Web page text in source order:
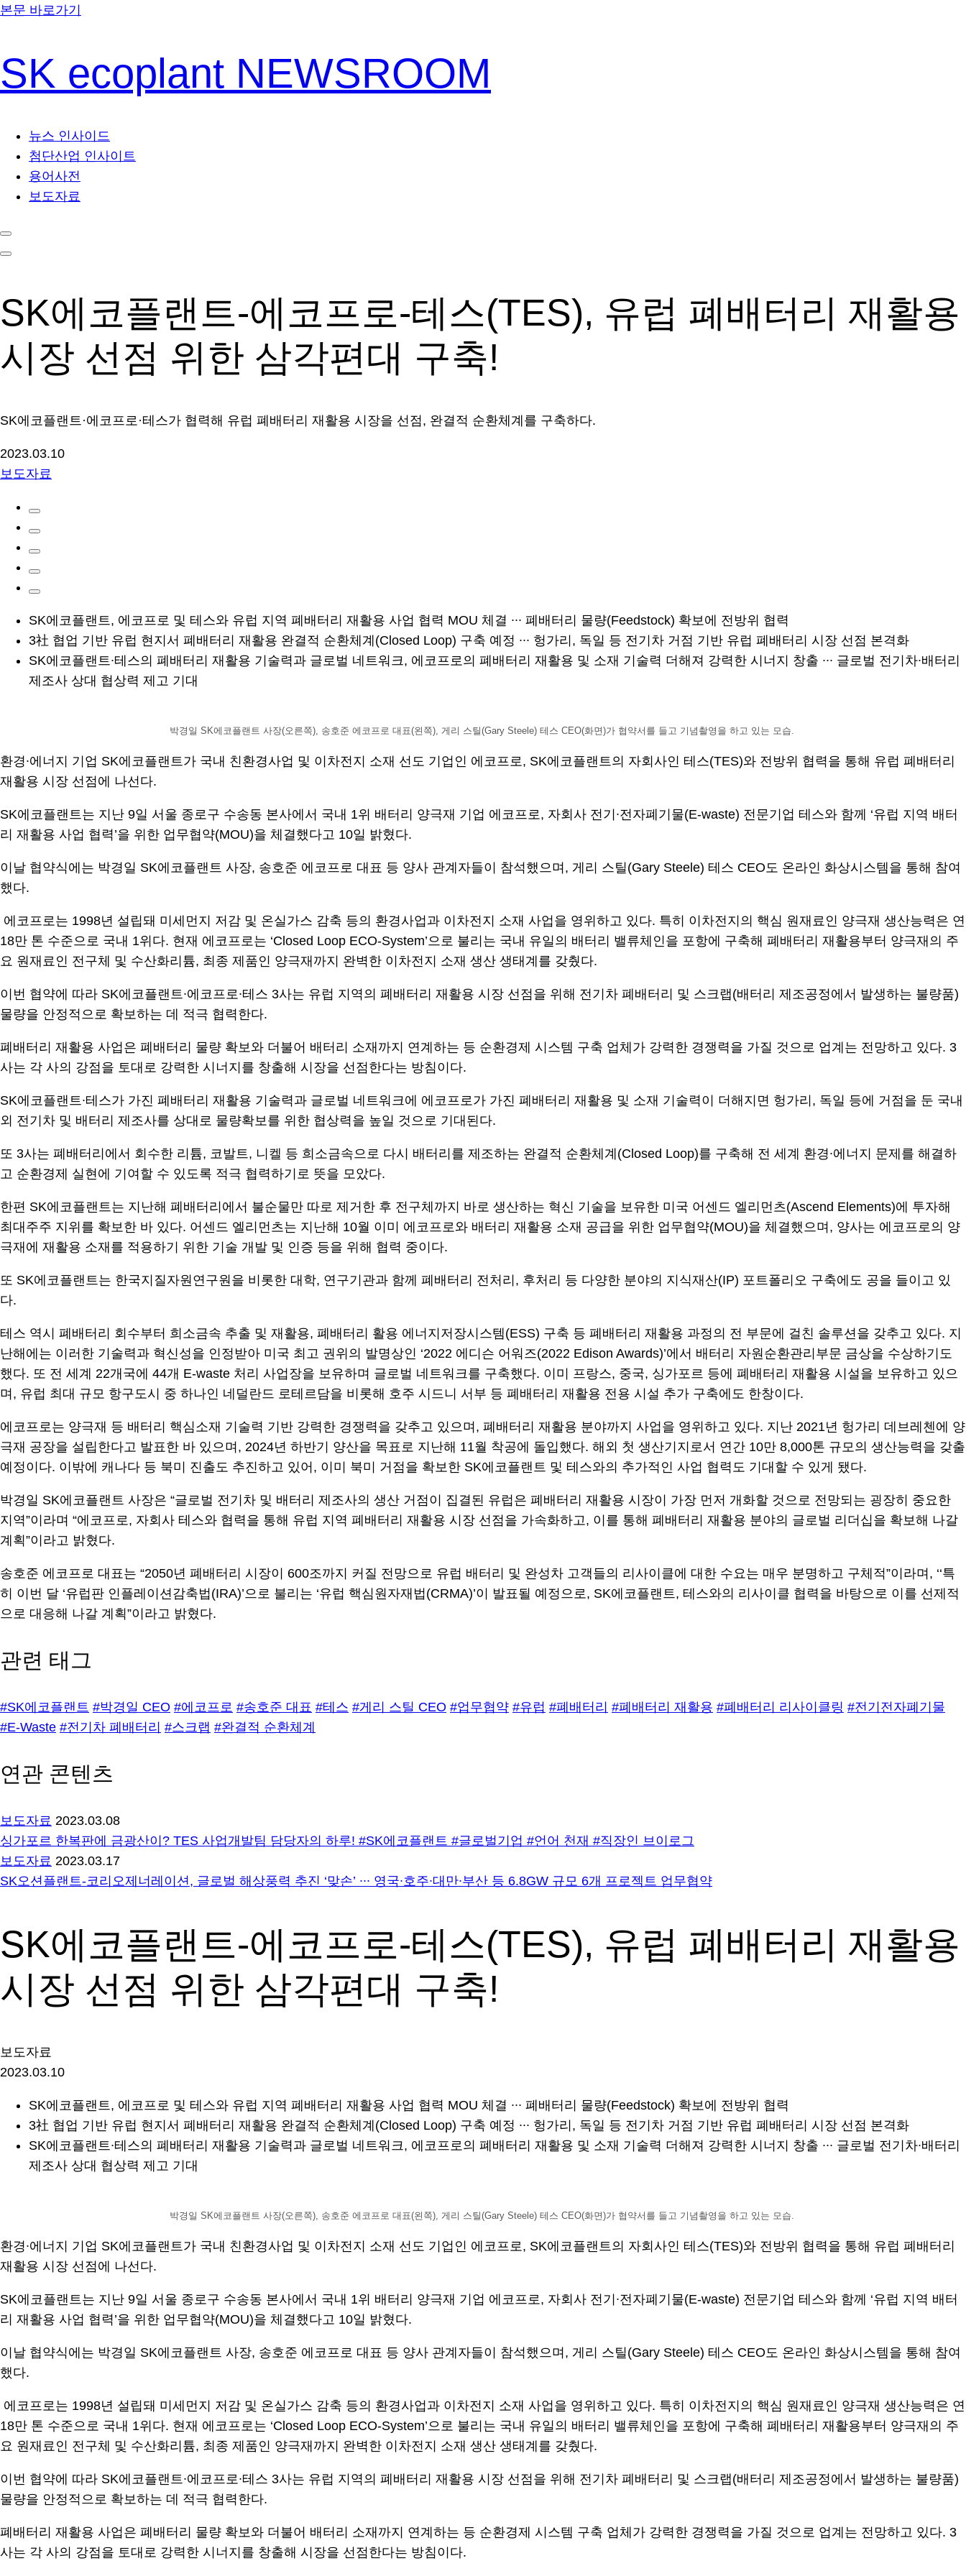
본문 바로가기
SK ecoplant NEWSROOM
뉴스 인사이드
첨단산업 인사이트
용어사전
보도자료
SK에코플랜트-에코프로-테스(TES), 유럽 폐배터리 재활용
시장 선점 위한 삼각편대 구축!
SK에코플랜트·에코프로·테스가 협력해 유럽 폐배터리 재활용 시장을 선점, 완결적 순환체계를 구축하다.
2023.03.10
보도자료
SK에코플랜트, 에코프로 및 테스와 유럽 지역 폐배터리 재활용 사업 협력 MOU 체결 ∙∙∙ 폐배터리 물량(Feedstock) 확보에 전방위 협력
3社 협업 기반 유럽 현지서 폐배터리 재활용 완결적 순환체계(Closed Loop) 구축 예정 ∙∙∙ 헝가리, 독일 등 전기차 거점 기반 유럽 폐배터리 시장 선점 본격화
SK에코플랜트∙테스의 폐배터리 재활용 기술력과 글로벌 네트워크, 에코프로의 폐배터리 재활용 및 소재 기술력 더해져 강력한 시너지 창출 ∙∙∙ 글로벌 전기차∙배터리
제조사 상대 협상력 제고 기대
박경일 SK에코플랜트 사장(오른쪽), 송호준 에코프로 대표(왼쪽), 게리 스틸(Gary Steele) 테스 CEO(화면)가 협약서를 들고 기념촬영을 하고 있는 모습.
환경∙에너지 기업 SK에코플랜트가 국내 친환경사업 및 이차전지 소재 선도 기업인 에코프로, SK에코플랜트의 자회사인 테스(TES)와 전방위 협력을 통해 유럽 폐배터리
재활용 시장 선점에 나선다.
SK에코플랜트는 지난 9일 서울 종로구 수송동 본사에서 국내 1위 배터리 양극재 기업 에코프로, 자회사 전기∙전자폐기물(E-waste) 전문기업 테스와 함께 ‘유럽 지역 배터
리 재활용 사업 협력’을 위한 업무협약(MOU)을 체결했다고 10일 밝혔다.
이날 협약식에는 박경일 SK에코플랜트 사장, 송호준 에코프로 대표 등 양사 관계자들이 참석했으며, 게리 스틸(Gary Steele) 테스 CEO도 온라인 화상시스템을 통해 참여
했다.
에코프로는 1998년 설립돼 미세먼지 저감 및 온실가스 감축 등의 환경사업과 이차전지 소재 사업을 영위하고 있다. 특히 이차전지의 핵심 원재료인 양극재 생산능력은 연
18만 톤 수준으로 국내 1위다. 현재 에코프로는 ‘Closed Loop ECO-System’으로 불리는 국내 유일의 배터리 밸류체인을 포항에 구축해 폐배터리 재활용부터 양극재의 주
요 원재료인 전구체 및 수산화리튬, 최종 제품인 양극재까지 완벽한 이차전지 소재 생산 생태계를 갖췄다.
이번 협약에 따라 SK에코플랜트∙에코프로∙테스 3사는 유럽 지역의 폐배터리 재활용 시장 선점을 위해 전기차 폐배터리 및 스크랩(배터리 제조공정에서 발생하는 불량품)
물량을 안정적으로 확보하는 데 적극 협력한다.
폐배터리 재활용 사업은 폐배터리 물량 확보와 더불어 배터리 소재까지 연계하는 등 순환경제 시스템 구축 업체가 강력한 경쟁력을 가질 것으로 업계는 전망하고 있다. 3
사는 각 사의 강점을 토대로 강력한 시너지를 창출해 시장을 선점한다는 방침이다.
SK에코플랜트∙테스가 가진 폐배터리 재활용 기술력과 글로벌 네트워크에 에코프로가 가진 폐배터리 재활용 및 소재 기술력이 더해지면 헝가리, 독일 등에 거점을 둔 국내
외 전기차 및 배터리 제조사를 상대로 물량확보를 위한 협상력을 높일 것으로 기대된다.
또 3사는 폐배터리에서 회수한 리튬, 코발트, 니켈 등 희소금속으로 다시 배터리를 제조하는 완결적 순환체계(Closed Loop)를 구축해 전 세계 환경∙에너지 문제를 해결하
고 순환경제 실현에 기여할 수 있도록 적극 협력하기로 뜻을 모았다.
한편 SK에코플랜트는 지난해 폐배터리에서 불순물만 따로 제거한 후 전구체까지 바로 생산하는 혁신 기술을 보유한 미국 어센드 엘리먼츠(Ascend Elements)에 투자해
최대주주 지위를 확보한 바 있다. 어센드 엘리먼츠는 지난해 10월 이미 에코프로와 배터리 재활용 소재 공급을 위한 업무협약(MOU)을 체결했으며, 양사는 에코프로의 양
극재에 재활용 소재를 적용하기 위한 기술 개발 및 인증 등을 위해 협력 중이다.
또 SK에코플랜트는 한국지질자원연구원을 비롯한 대학, 연구기관과 함께 폐배터리 전처리, 후처리 등 다양한 분야의 지식재산(IP) 포트폴리오 구축에도 공을 들이고 있
다.
테스 역시 폐배터리 회수부터 희소금속 추출 및 재활용, 폐배터리 활용 에너지저장시스템(ESS) 구축 등 폐배터리 재활용 과정의 전 부문에 걸친 솔루션을 갖추고 있다. 지
난해에는 이러한 기술력과 혁신성을 인정받아 미국 최고 권위의 발명상인 ‘2022 에디슨 어워즈(2022 Edison Awards)’에서 배터리 자원순환관리부문 금상을 수상하기도
했다. 또 전 세계 22개국에 44개 E-waste 처리 사업장을 보유하며 글로벌 네트워크를 구축했다. 이미 프랑스, 중국, 싱가포르 등에 폐배터리 재활용 시설을 보유하고 있으
며, 유럽 최대 규모 항구도시 중 하나인 네덜란드 로테르담을 비롯해 호주 시드니 서부 등 폐배터리 재활용 전용 시설 추가 구축에도 한창이다.
에코프로는 양극재 등 배터리 핵심소재 기술력 기반 강력한 경쟁력을 갖추고 있으며, 폐배터리 재활용 분야까지 사업을 영위하고 있다. 지난 2021년 헝가리 데브레첸에 양
극재 공장을 설립한다고 발표한 바 있으며, 2024년 하반기 양산을 목표로 지난해 11월 착공에 돌입했다. 해외 첫 생산기지로서 연간 10만 8,000톤 규모의 생산능력을 갖출
예정이다. 이밖에 캐나다 등 북미 진출도 추진하고 있어, 이미 북미 거점을 확보한 SK에코플랜트 및 테스와의 추가적인 사업 협력도 기대할 수 있게 됐다.
박경일 SK에코플랜트 사장은 “글로벌 전기차 및 배터리 제조사의 생산 거점이 집결된 유럽은 폐배터리 재활용 시장이 가장 먼저 개화할 것으로 전망되는 굉장히 중요한
지역”이라며 “에코프로, 자회사 테스와 협력을 통해 유럽 지역 폐배터리 재활용 시장 선점을 가속화하고, 이를 통해 폐배터리 재활용 분야의 글로벌 리더십을 확보해 나갈
계획”이라고 밝혔다.
송호준 에코프로 대표는 “2050년 폐배터리 시장이 600조까지 커질 전망으로 유럽 배터리 및 완성차 고객들의 리사이클에 대한 수요는 매우 분명하고 구체적”이라며, ‘‘특
히 이번 달 ‘유럽판 인플레이션감축법(IRA)’으로 불리는 ‘유럽 핵심원자재법(CRMA)’이 발표될 예정으로, SK에코플랜트, 테스와의 리사이클 협력을 바탕으로 이를 선제적
으로 대응해 나갈 계획”이라고 밝혔다.
관련 태그
#SK에코플랜트 #박경일 CEO #에코프로 #송호준 대표 #테스 #게리 스틸 CEO #업무협약 #유럽 #폐배터리 #폐배터리 재활용 #폐배터리 리사이클링 #전기전자폐기물
#E-Waste #전기차 폐배터리 #스크랩 #완결적 순환체계
연관 콘텐츠
보도자료 2023.03.08
싱가포르 한복판에 금광산이? TES 사업개발팀 담당자의 하루! #SK에코플랜트 #글로벌기업 #언어 천재 #직장인 브이로그
보도자료 2023.03.17
SK오션플랜트-코리오제너레이션, 글로벌 해상풍력 추진 ‘맞손’ ∙∙∙ 영국∙호주∙대만∙부산 등 6.8GW 규모 6개 프로젝트 업무협약
SK에코플랜트-에코프로-테스(TES), 유럽 폐배터리 재활용
시장 선점 위한 삼각편대 구축!
보도자료
2023.03.10
SK에코플랜트, 에코프로 및 테스와 유럽 지역 폐배터리 재활용 사업 협력 MOU 체결 ∙∙∙ 폐배터리 물량(Feedstock) 확보에 전방위 협력
3社 협업 기반 유럽 현지서 폐배터리 재활용 완결적 순환체계(Closed Loop) 구축 예정 ∙∙∙ 헝가리, 독일 등 전기차 거점 기반 유럽 폐배터리 시장 선점 본격화
SK에코플랜트∙테스의 폐배터리 재활용 기술력과 글로벌 네트워크, 에코프로의 폐배터리 재활용 및 소재 기술력 더해져 강력한 시너지 창출 ∙∙∙ 글로벌 전기차∙배터리
제조사 상대 협상력 제고 기대
박경일 SK에코플랜트 사장(오른쪽), 송호준 에코프로 대표(왼쪽), 게리 스틸(Gary Steele) 테스 CEO(화면)가 협약서를 들고 기념촬영을 하고 있는 모습.
환경∙에너지 기업 SK에코플랜트가 국내 친환경사업 및 이차전지 소재 선도 기업인 에코프로, SK에코플랜트의 자회사인 테스(TES)와 전방위 협력을 통해 유럽 폐배터리
재활용 시장 선점에 나선다.
SK에코플랜트는 지난 9일 서울 종로구 수송동 본사에서 국내 1위 배터리 양극재 기업 에코프로, 자회사 전기∙전자폐기물(E-waste) 전문기업 테스와 함께 ‘유럽 지역 배터
리 재활용 사업 협력’을 위한 업무협약(MOU)을 체결했다고 10일 밝혔다.
이날 협약식에는 박경일 SK에코플랜트 사장, 송호준 에코프로 대표 등 양사 관계자들이 참석했으며, 게리 스틸(Gary Steele) 테스 CEO도 온라인 화상시스템을 통해 참여
했다.
에코프로는 1998년 설립돼 미세먼지 저감 및 온실가스 감축 등의 환경사업과 이차전지 소재 사업을 영위하고 있다. 특히 이차전지의 핵심 원재료인 양극재 생산능력은 연
18만 톤 수준으로 국내 1위다. 현재 에코프로는 ‘Closed Loop ECO-System’으로 불리는 국내 유일의 배터리 밸류체인을 포항에 구축해 폐배터리 재활용부터 양극재의 주
요 원재료인 전구체 및 수산화리튬, 최종 제품인 양극재까지 완벽한 이차전지 소재 생산 생태계를 갖췄다.
이번 협약에 따라 SK에코플랜트∙에코프로∙테스 3사는 유럽 지역의 폐배터리 재활용 시장 선점을 위해 전기차 폐배터리 및 스크랩(배터리 제조공정에서 발생하는 불량품)
물량을 안정적으로 확보하는 데 적극 협력한다.
폐배터리 재활용 사업은 폐배터리 물량 확보와 더불어 배터리 소재까지 연계하는 등 순환경제 시스템 구축 업체가 강력한 경쟁력을 가질 것으로 업계는 전망하고 있다. 3
사는 각 사의 강점을 토대로 강력한 시너지를 창출해 시장을 선점한다는 방침이다.